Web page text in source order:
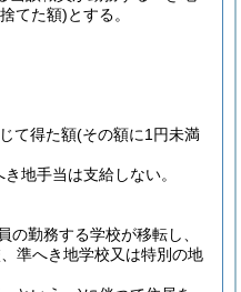
てた額)とする。
て得た額(その額に1円未満
地手当は支給しない。
勤務する学校が移転し、
準へき地学校又は特別の地